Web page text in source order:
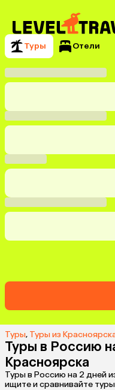
Туры Отели
Туры, Туры из
Туры в Россию
Красноярска
Туры в Россию на 2 дней
ищите и сравнивайте